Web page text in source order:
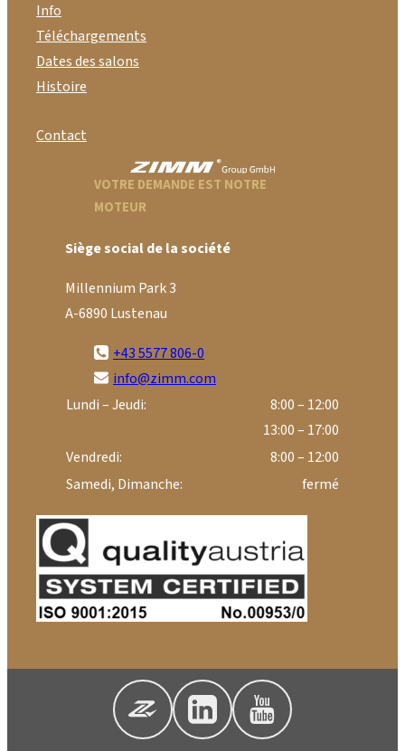
Info
Téléchargements
Dates des salons
Histoire
Contact
VOTRE DEMANDE EST NOTRE
MOTEUR
Siège social de la société
Millennium Park 3
A-6890 Lustenau
+43 5577 806-0
info@zimm.com
Lundi – Jeudi:
8:00 – 12:00
13:00 – 17:00
Vendredi:
8:00 – 12:00
Samedi, Dimanche:
fermé